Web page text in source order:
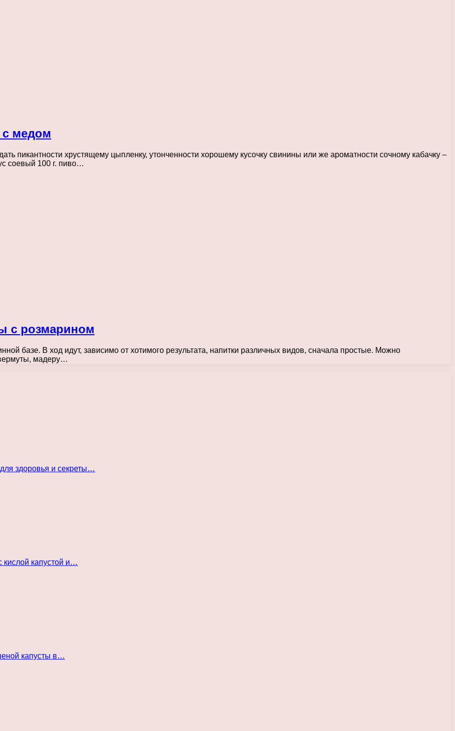
медом
пикантности хрустящему цыпленку, утонченности хорошему кусочку свинины или же ароматности сочному кабачку –
соевый 100 г. пиво…
с розмарином
базе. В ход идут, зависимо от хотимого результата, напитки различных видов, сначала простые. Можно
мадеру…
здоровья и секреты…
капустой и…
капусты в…